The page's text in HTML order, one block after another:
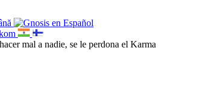
mal a nadie, se le perdona el Karma